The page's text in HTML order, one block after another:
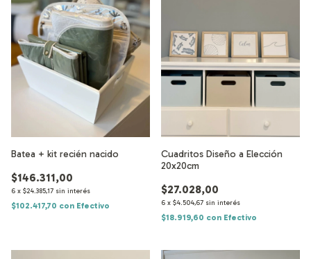
Batea + kit recién nacido
$146.311,00
6 x $24.385,17 sin interés
$102.417,70 con Efectivo
Cuadritos Diseño a Elección
20x20cm
$27.028,00
6 x $4.504,67 sin interés
$18.919,60 con Efectivo